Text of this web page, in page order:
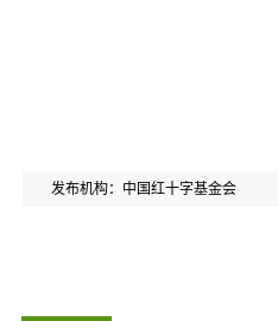
发布机构：中国红十字基金会